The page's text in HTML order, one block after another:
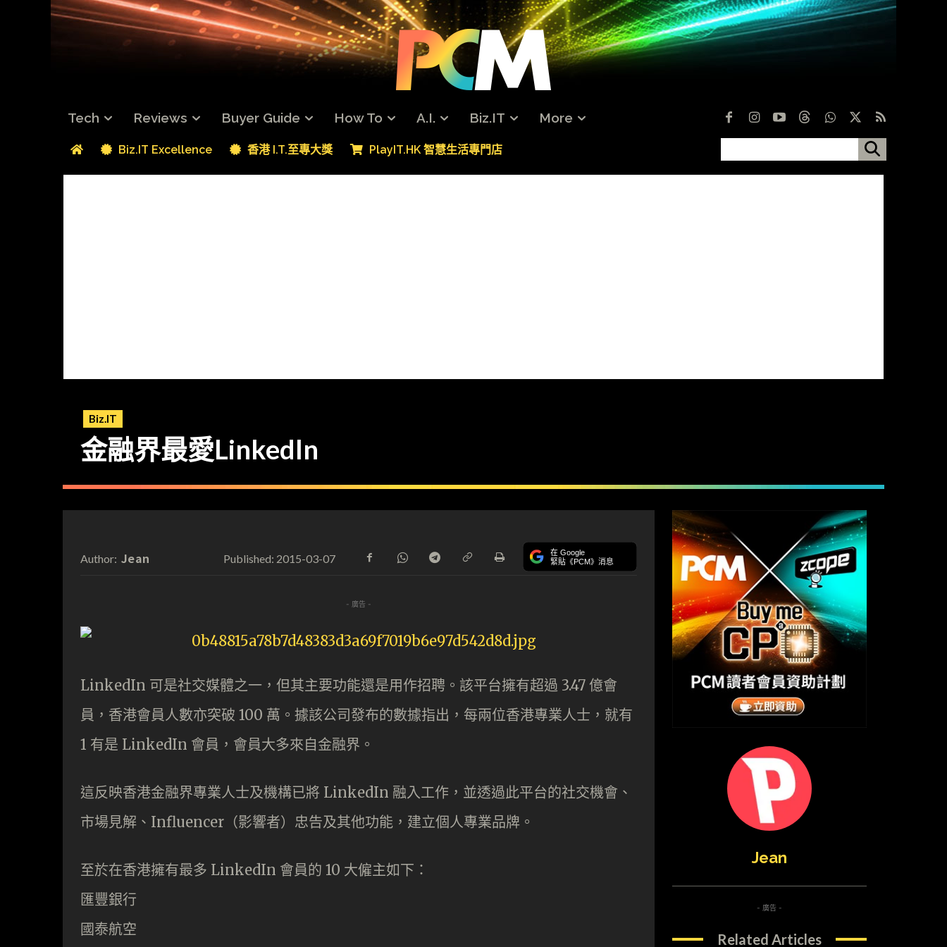
Tech Reviews Buyer Guide How To A.I. Biz.IT More
Biz.IT Excellence 香港 I.T.至專大獎 PlayIT.HK 智慧生活專門店
Biz.IT
金融界最愛LinkedIn
Author: Jean Published: 2015-03-07 在 Google
緊貼《PCM》消息
- 廣告 -
LinkedIn 可是社交媒體之一，但其主要功能還是用作招聘。該平台擁有超過 3.47 億會
員，香港會員人數亦突破 100 萬。據該公司發布的數據指出，每兩位香港專業人士，就有
1 有是 LinkedIn 會員，會員大多來自金融界。
這反映香港金融界專業人士及機構已將 LinkedIn 融入工作，並透過此平台的社交機會、
市場見解、Influencer（影響者）忠告及其他功能，建立個人專業品牌。
至於在香港擁有最多 LinkedIn 會員的 10 大僱主如下：
匯豐銀行
國泰航空
Jean
- 廣告 -
Related Articles